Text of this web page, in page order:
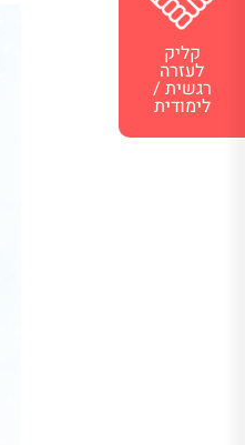
קליק
לעזרה
רגשית /
לימודית